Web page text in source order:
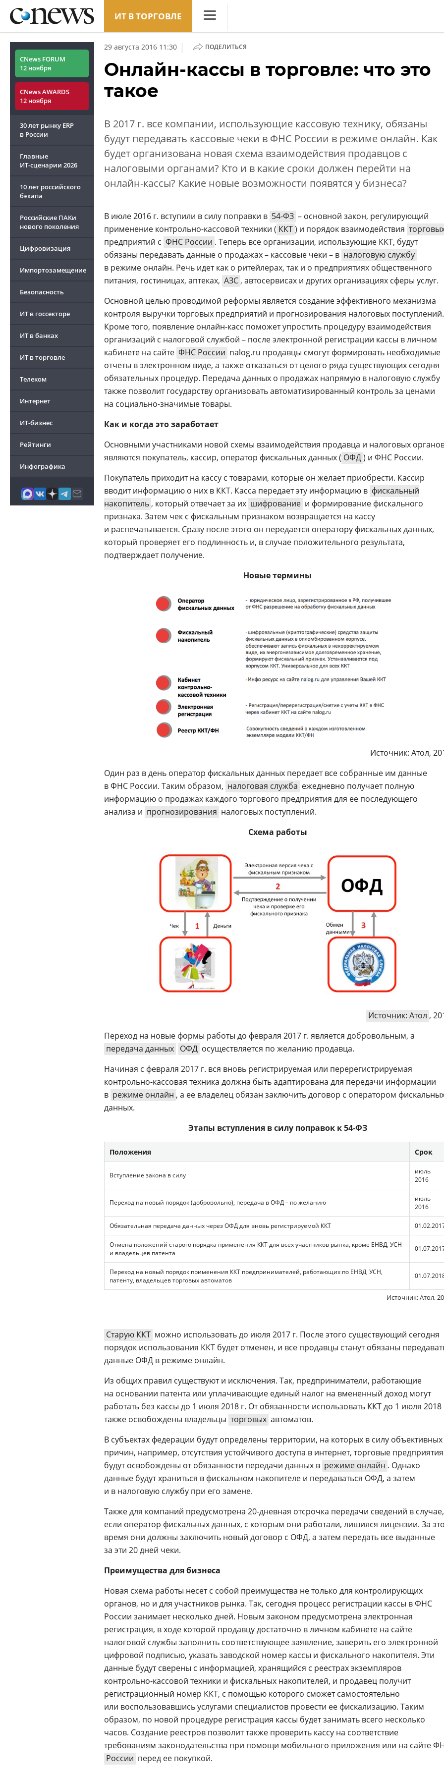
ИТ В ТОРГОВЛЕ
Конференции
CNews FORUM
12 ноября
CNews AWARDS
12 ноября
30 лет рынку ERP
в России
Главные
ИТ-сценарии 2026
10 лет российского
бэкапа
Российские ПАКи
нового поколения
Цифровизация
Импортозамещение
Безопасность
ИТ в госсекторе
ИТ в банках
ИТ в торговле
Телеком
Интернет
ИТ-бизнес
Рейтинги
Инфографика
29 августа 2016 11:30 | ПОДЕЛИТЬСЯ
Онлайн-кассы в торговле: что это
такое
В 2017 г. все компании, использующие кассовую технику, обязаны
будут передавать кассовые чеки в ФНС России в режиме онлайн. Как
будет организована новая схема взаимодействия продавцов с
налоговыми органами? Кто и в какие сроки должен перейти на
онлайн-кассы? Какие новые возможности появятся у бизнеса?
В июле 2016 г. вступили в силу поправки в 54-ФЗ – основной закон, регулирующий
применение контрольно-кассовой техники ( ККТ) и порядок взаимодействия
предприятий с ФНС России . Теперь все организации, использующие ККТ, будут
обязаны передавать данные о продажах – кассовые чеки – в налоговую службу
в режиме онлайн. Речь идет как о ритейлерах, так и о предприятиях общественного
питания, гостиницах, аптеках, АЗС , автосервисах и других организациях сферы услуг.
Основной целью проводимой реформы является создание эффективного механизма
контроля выручки торговых предприятий и прогнозирования налоговых поступлений.
Кроме того, появление онлайн-касс поможет упростить процедуру взаимодействия
организаций с налоговой службой – после электронной регистрации кассы в личном
кабинете на сайте ФНС России nalog.ru продавцы смогут формировать необходимые
отчеты в электронном виде, а также отказаться от целого ряда существующих сегодня
обязательных процедур. Передача данных о продажах напрямую в налоговую службу
также позволит государству организовать автоматизированный контроль за ценами
на социально-значимые товары.
Как и когда это заработает
Основными участниками новой схемы взаимодействия продавца и налоговых
являются покупатель, кассир, оператор фискальных данных ( ОФД) и ФНС России.
Покупатель приходит на кассу с товарами, которые он желает приобрести. Кассир
вводит информацию о них в ККТ. Касса передает эту информацию в фискальный
накопитель , который отвечает за их шифрование и формирование фискального
признака. Затем чек с фискальным признаком возвращается на кассу
и распечатывается. Сразу после этого он передается оператору фискальных данных,
который проверяет его подлинность и, в случае положительного результата,
подтверждает получение.
Новые термины
Источник: Атол,
Один раз в день оператор фискальных данных передает все собранные им данные
в ФНС России. Таким образом, налоговая служба ежедневно получает полную
информацию о продажах каждого торгового предприятия для ее последующего
анализа и прогнозирования налоговых поступлений.
Схема работы
Источник: Атол ,
Переход на новые формы работы до февраля 2017 г. является добровольным, а
передача данных ОФД осуществляется по желанию продавца.
Начиная с февраля 2017 г. вся вновь регистрируемая или перерегистрируемая
контрольно-кассовая техника должна быть адаптирована для передачи информации
в режиме онлайн , а ее владелец обязан заключить договор с оператором
данных.
Этапы вступления в силу поправок к 54-ФЗ
Положения Срок
Вступление закона в силу
июль
2016
Переход на новый порядок (добровольно), передача в ОФД – по желанию
июль
2016
Обязательная передача данных через ОФД для вновь регистрируемой ККТ
Отмена положений старого порядка применения ККТ для всех участников рынка, кроме ЕНВД, УСН
и владельцев патента
Переход на новый порядок применения ККТ предпринимателей, работающих по ЕНВД, УСН,
патенту, владельцев торговых автоматов
Источник: Атол,
Старую ККТ можно использовать до июля 2017 г. После этого существующий сегодня
порядок использования ККТ будет отменен, и все продавцы станут обязаны
данные ОФД в режиме онлайн.
Из общих правил существуют и исключения. Так, предприниматели, работающие
на основании патента или уплачивающие единый налог на вмененный доход могут
работать без кассы до 1 июля 2018 г. От обязанности использовать ККТ до 1 июля 2018
также освобождены владельцы торговых автоматов.
В субъектах федерации будут определены территории, на которых в силу объективных
причин, например, отсутствия устойчивого доступа в интернет, торговые предприятия
будут освобождены от обязанности передачи данных в режиме онлайн . Однако
данные будут храниться в фискальном накопителе и передаваться ОФД, а затем
и в налоговую службу при его замене.
Также для компаний предусмотрена 20-дневная отсрочка передачи сведений в случае,
если оператор фискальных данных, с которым они работали, лишился лицензии. За
время они должны заключить новый договор с ОФД, а затем передать все выданные
за эти 20 дней чеки.
Преимущества для бизнеса
Новая схема работы несет с собой преимущества не только для контролирующих
органов, но и для участников рынка. Так, сегодня процесс регистрации кассы в ФНС
России занимает несколько дней. Новым законом предусмотрена электронная
регистрация, в ходе которой продавцу достаточно в личном кабинете на сайте
налоговой службы заполнить соответствующее заявление, заверить его электронной
цифровой подписью, указать заводской номер кассы и фискального накопителя. Эти
данные будут сверены с информацией, хранящийся с реестрах экземпляров
контрольно-кассовой техники и фискальных накопителей, и продавец получит
регистрационный номер ККТ, с помощью которого сможет самостоятельно
или воспользовавшись услугами специалистов провести ее фискализацию. Таким
образом, по новой процедуре регистрация кассы будет занимать всего несколько
часов. Создание реестров позволит также проверить кассу на соответствие
требованиям законодательства при помощи мобильного приложения или на сайте
России перед ее покупкой.